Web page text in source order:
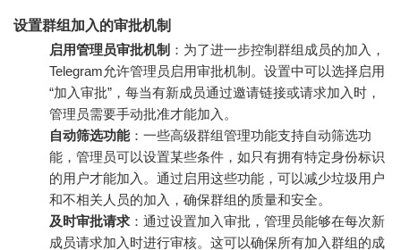
设置群组加入的审批机制
启用管理员审批机制 ：为了进一步控制群组成员的加入，
Telegram允许管理员启用审批机制。设置中可以选择启用
“加入审批”，每当有新成员通过邀请链接或请求加入时，
管理员需要手动批准才能加入。
自动筛选功能：一些高级群组管理功能支持自动筛选功
能，管理员可以设置某些条件，如只有拥有特定身份标识
的用户才能加入。通过启用这些功能，可以减少垃圾用户
和不相关人员的加入，确保群组的质量和安全。
及时审批请求 ：通过设置加入审批，管理员能够在每次新
成员请求加入时进行审核。这可以确保所有加入群组的成